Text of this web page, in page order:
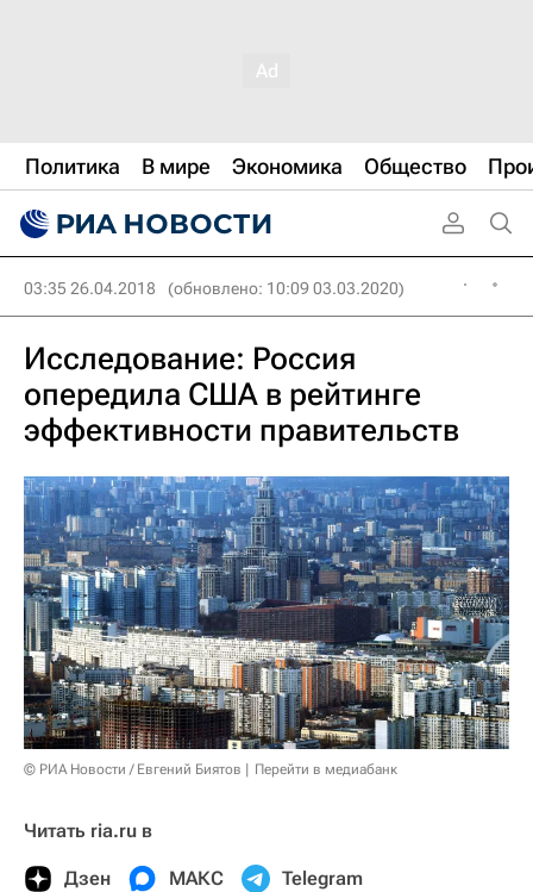
Политика В мире Экономика Общество
03:35 26.04.2018 (обновлено: 10:09 03.03.2020)
Исследование: Россия
опередила США в рейтинге
эффективности правительств
© РИА Новости / Евгений Биятов Перейти в медиабанк
Читать ria.ru в
Дзен МАКС Telegram